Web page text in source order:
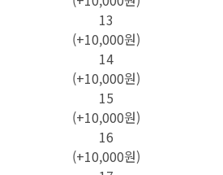
13
(+10,000원)
14
(+10,000원)
15
(+10,000원)
16
(+10,000원)